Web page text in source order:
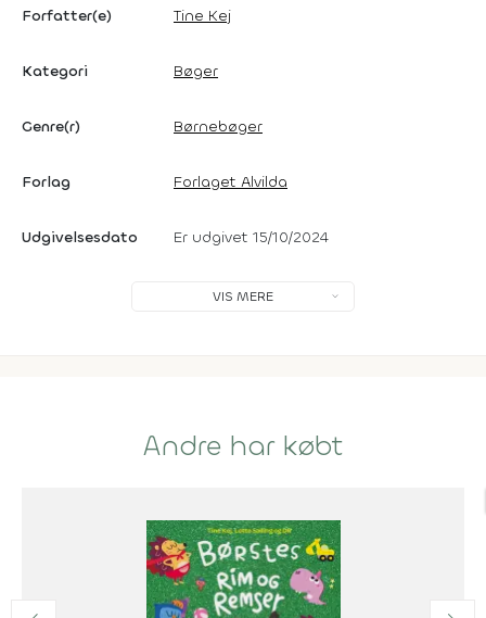
Forfatter(e) Tine Kej
Kategori Bøger
Genre(r) Børnebøger
Forlag Forlaget Alvilda
Udgivelsesdato Er udgivet 15/10/2024
VIS MERE
Andre har købt